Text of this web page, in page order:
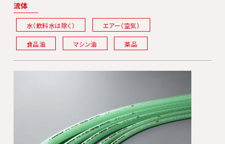
流体
水（飲料水は除く） エアー（空気）
食品油 マシン油 薬品